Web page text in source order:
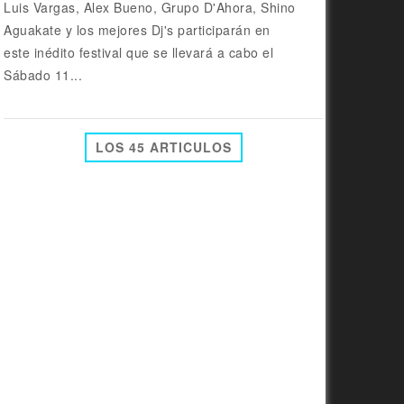
Luis Vargas, Alex Bueno, Grupo D'Ahora, Shino
Aguakate y los mejores Dj's participarán en
este inédito festival que se llevará a cabo el
Sábado 11...
LOS 45 ARTICULOS